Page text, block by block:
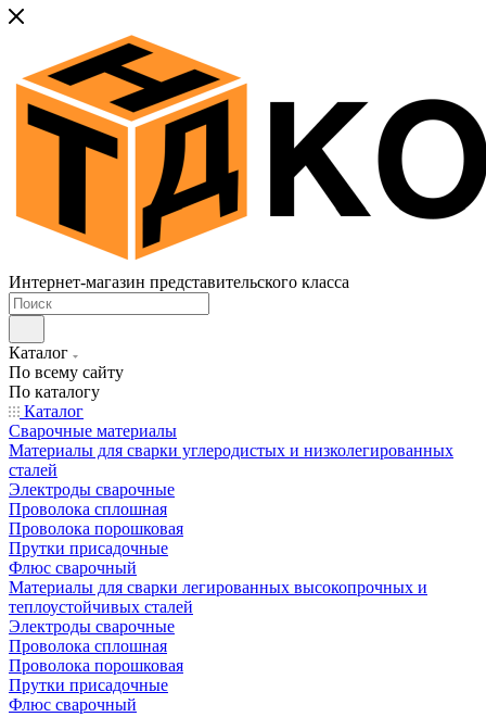
Интернет-магазин представительского класса
Каталог
По всему сайту
По каталогу
Каталог
Сварочные материалы
Материалы для сварки углеродистых и низколегированных
сталей
Электроды сварочные
Проволока сплошная
Проволока порошковая
Прутки присадочные
Флюс сварочный
Материалы для сварки легированных высокопрочных и
теплоустойчивых сталей
Электроды сварочные
Проволока сплошная
Проволока порошковая
Прутки присадочные
Флюс сварочный